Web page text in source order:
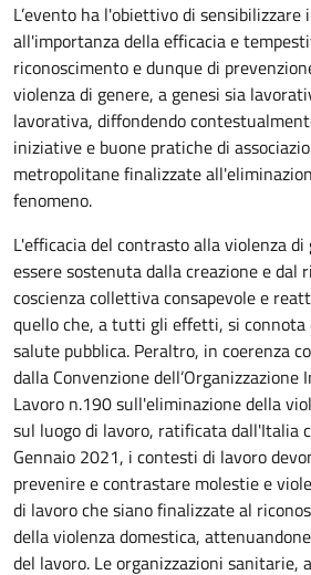
L’evento ha l'obiettivo di
all'importanza della efficacia e
riconoscimento e dunque di
violenza di genere, a genesi sia
lavorativa, diffondendo
iniziative e buone pratiche di
metropolitane finalizzate
fenomeno.
L'efficacia del contrasto alla violenza
essere sostenuta dalla creazione e dal
coscienza collettiva consapevole e
quello che, a tutti gli effetti, si connota
salute pubblica. Peraltro, in coerenza
dalla Convenzione dell’Organizzazione
Lavoro n.190 sull'eliminazione della
sul luogo di lavoro, ratificata dall'Italia
Gennaio 2021, i contesti di lavoro
prevenire e contrastare molestie e
di lavoro che siano finalizzate al
della violenza domestica,
del lavoro. Le organizzazioni sanitarie,